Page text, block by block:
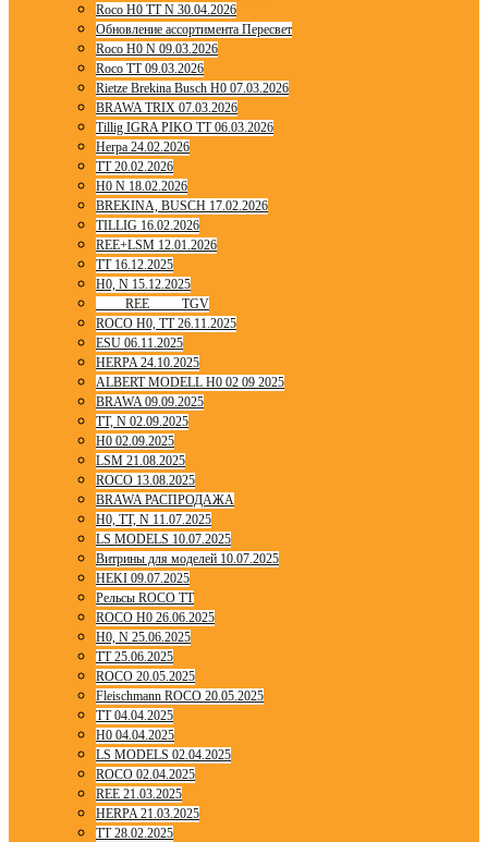
Roco H0 TT N 30.04.2026
Обновление ассортимента Пересвет
Roco H0 N 09.03.2026
Roco TT 09.03.2026
Rietze Brekina Busch H0 07.03.2026
BRAWA TRIX 07.03.2026
Tillig IGRA PIKO TT 06.03.2026
Herpa 24.02.2026
TT 20.02.2026
H0 N 18.02.2026
BREKINA, BUSCH 17.02.2026
TILLIG 16.02.2026
REE+LSM 12.01.2026
TT 16.12.2025
H0, N 15.12.2025
____ REE ____ TGV
ROCO H0, TT 26.11.2025
ESU 06.11.2025
HERPA 24.10.2025
ALBERT MODELL H0 02 09 2025
BRAWA 09.09.2025
TT, N 02.09.2025
H0 02.09.2025
LSM 21.08.2025
ROCO 13.08.2025
BRAWA РАСПРОДАЖА
H0, TT, N 11.07.2025
LS MODELS 10.07.2025
Витрины для моделей 10.07.2025
HEKI 09.07.2025
Рельсы ROCO TT
ROCO H0 26.06.2025
H0, N 25.06.2025
TT 25.06.2025
ROCO 20.05.2025
Fleischmann ROCO 20.05.2025
TT 04.04.2025
H0 04.04.2025
LS MODELS 02.04.2025
ROCO 02.04.2025
REE 21.03.2025
HERPA 21.03.2025
TT 28.02.2025